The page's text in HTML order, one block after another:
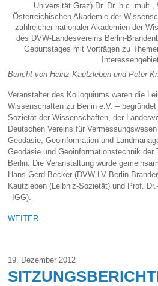
Universität Graz) Dr. Dr. h.c. mult.,
Österreichischen Akademie der
zahlreicher nationaler Akademien der
des DVW-Landesvereins Berlin-
Geburtstages mit Vorträgen zu
Bericht von Heinz Kautzleben und Peter
Veranstalter des Kolloquiums waren die
Wissenschaften zu Berlin e.V. –
Sozietät der Wissenschaften, der
Deutschen Vereins für
Geodäsie, Geoinformation und
Geodäsie und Geoinformationstechnik der
Berlin. Die Veranstaltung wurde
Hans-Gerd Becker (DVW-LV Berlin-
Kautzleben (Leibniz-Sozietät) und Prof.
–IGG).
WEITER
19. Dezember 2012